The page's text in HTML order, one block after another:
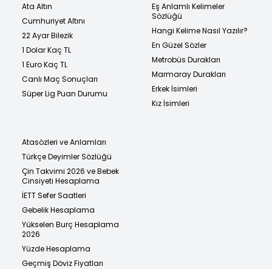
Ata Altın
Cumhuriyet Altını
22 Ayar Bilezik
1 Dolar Kaç TL
1 Euro Kaç TL
Canlı Maç Sonuçları
Süper Lig Puan Durumu
Eş Anlamlı Kelimeler
Sözlüğü
Hangi Kelime Nasıl Yazılır?
En Güzel Sözler
Metrobüs Durakları
Marmaray Durakları
Erkek İsimleri
Kız İsimleri
Atasözleri ve Anlamları
Türkçe Deyimler Sözlüğü
Çin Takvimi 2026 ve Bebek
Cinsiyeti Hesaplama
İETT Sefer Saatleri
Gebelik Hesaplama
Yükselen Burç Hesaplama
2026
Yüzde Hesaplama
Geçmiş Döviz Fiyatları